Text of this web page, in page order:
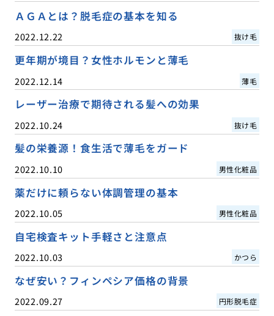
ＡＧＡとは？脱毛症の基本を知る
2022.12.22 抜け毛
更年期が境目？女性ホルモンと薄毛
2022.12.14 薄毛
レーザー治療で期待される髪への効果
2022.10.24 抜け毛
髪の栄養源！食生活で薄毛をガード
2022.10.10 男性化粧品
薬だけに頼らない体調管理の基本
2022.10.05 男性化粧品
自宅検査キット手軽さと注意点
2022.10.03 かつら
なぜ安い？フィンペシア価格の背景
2022.09.27 円形脱毛症